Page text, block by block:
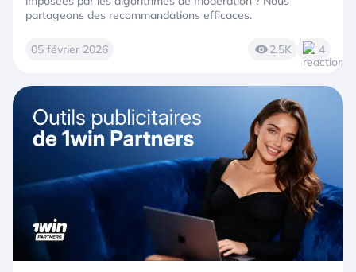
partageons des recommandations efficaces.
05 février 2026 2.5K 4